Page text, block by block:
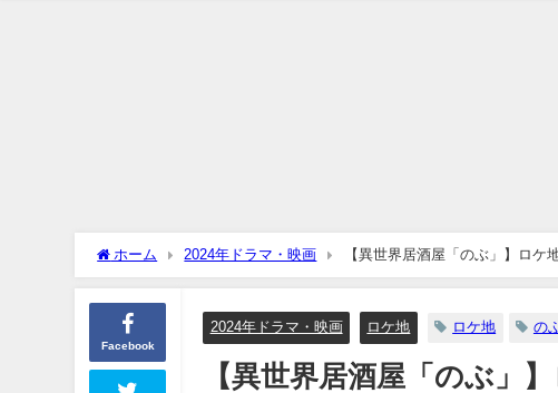
ホーム 2024年ドラマ・映画 【異世界居酒屋「のぶ」】ロケ
Facebook
2024年ドラマ・映画 ロケ地 ロケ地 の
【異世界居酒屋「のぶ」